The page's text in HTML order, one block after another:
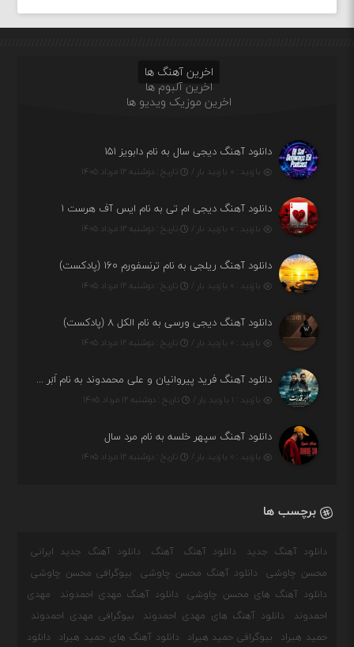
اخرین آهنگ ها
اخرین آلبوم ها
اخرین موزیک ویدیو ها
دانلود آهنگ دیجی سال به نام دابویز ۱۵۱
بازدید : ۰ بازدید بار / تاریخ : دوشنبه ۱۲ مرداد ۱۴۰۵
دانلود آهنگ دیجی ام تی به نام ایس آف هرست ۱
بازدید : ۰ بازدید بار / تاریخ : دوشنبه ۱۲ مرداد ۱۴۰۵
دانلود آهنگ ریلجی به نام ترنسفورم ۱۶۰ (پادکست)
بازدید : ۰ بازدید بار / تاریخ : دوشنبه ۱۲ مرداد ۱۴۰۵
دانلود آهنگ دیجی ورسی به نام الکل ۸ (پادکست)
بازدید : ۰ بازدید بار / تاریخ : دوشنبه ۱۲ مرداد ۱۴۰۵
دانلود آهنگ فرید پیروانیان و علی محمدوند به نام اَبَر قدرت
بازدید : ۱ بازدید بار / تاریخ : دوشنبه ۱۲ مرداد ۱۴۰۵
دانلود آهنگ سپهر خلسه به نام مرد سال
بازدید : ۰ بازدید بار / تاریخ : دوشنبه ۱۲ مرداد ۱۴۰۵
برچسب ها
دانلود آهنگ جدید دانلود آهنگ آهنگ
دانلود آهنگ جدید ایرانی
محسن چاوشی
دانلود آهنگ محسن چاوشی
بیوگرافی محسن چاوشی
دانلود آهنگ های محسن چاوشی
دانلود آهنگ مهدی احمدوند
مهدی
احمدوند
دانلود آهنگ های مهدی احمدوند
بیوگرافی مهدی احمدوند
حمید هیراد
بیوگرافی حمید هیراد دانلود آهنگ های حمید هیراد دانلود